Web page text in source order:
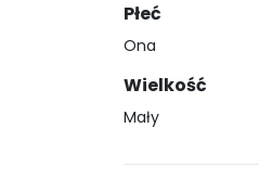
Płeć
Ona
Wielkość
Mały